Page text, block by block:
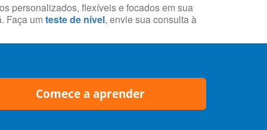
personalizados, flexíveis e focados em sua
Faça um teste de nível, envie sua consulta à
Comece a aprender